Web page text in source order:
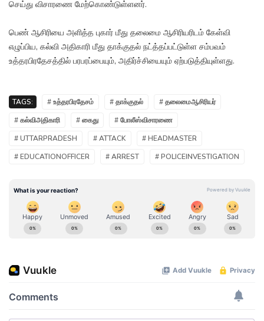
செய்து விசாரணை மேற்கொண்டுள்ளனர்.
பெண் ஆசிரியை அளித்த புகார் மீது தலைமை ஆசிரியரிடம் கேள்வி
எழுப்பிய, கல்வி அதிகாரி மீது தாக்குதல் நட்த்தப்பட்டுள்ள சம்பவம்
உத்தரபிரதேசத்தில் பரபரப்பையும், அதிர்ச்சியையும் ஏற்படுத்தியுள்ளது.
TAGS: # உத்தரபிரதேசம் # தாக்குதல்
# தலைமைஆசிரியர்
# கல்விஅதிகாரி
# கைது
# போலீஸ்விசாரணை
# UTTARPRADESH
# ATTACK
# HEADMASTER
# EDUCATIONOFFICER
# ARREST # POLICEINVESTIGATION